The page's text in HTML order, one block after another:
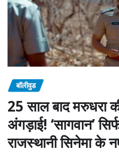
बॉलीवुड
25 साल बाद मरुधरा
अंगड़ाई! ‘सागवान’
राजस्थानी सिनेमा के